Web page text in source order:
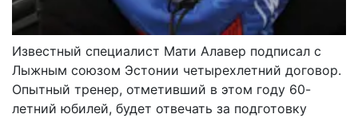
Известный специалист Мати Алавер подписал с
Лыжным союзом Эстонии четырехлетний договор.
Опытный тренер, отметивший в этом году 60-
летний юбилей, будет отвечать за подготовку